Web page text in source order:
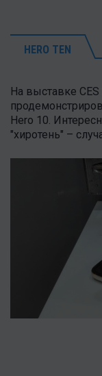
HERO TEN
На выставке
Hero 10.
"хиротень" –